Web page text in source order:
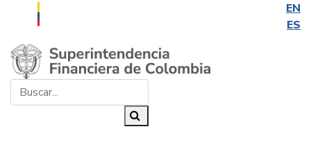
EN
ES
Saltar al contenido principal